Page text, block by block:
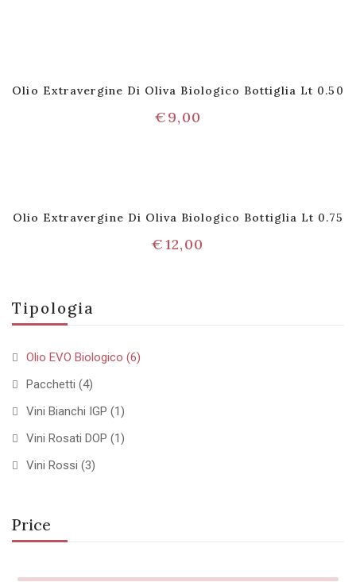
Tipologia
Olio EVO Biologico (6)
Pacchetti (4)
Vini Bianchi IGP (1)
Vini Rosati DOP (1)
Vini Rossi (3)
Price
Olio Extravergine Di Oliva Biologico Bottiglia Lt 0.50
€9,00
Olio Extravergine Di Oliva Biologico Bottiglia Lt 0.75
€12,00